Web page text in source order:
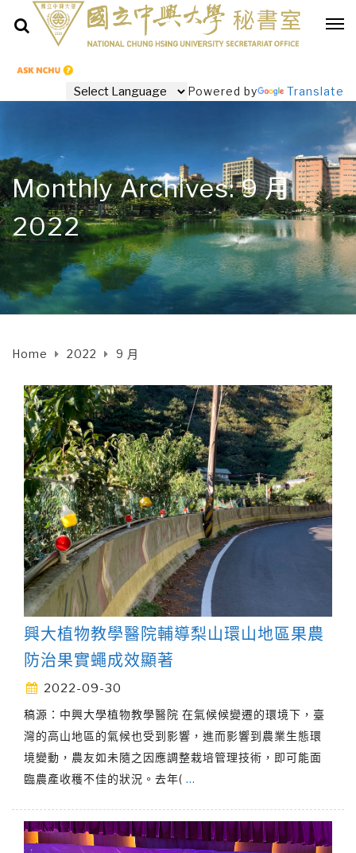
Powered by Translate
Monthly Archives: 9 月
2022
Home 2022 9 月
興大植物教學醫院輔導梨山環山地區果農
防治果實蠅成效顯著
2022-09-30
稿源：中興大學植物教學醫院 在氣候候變遷的環境下，臺
灣的高山地區的氣候也受到影響，進而影響到農業生態環
境變動，農友如未隨之因應調整栽培管理技術，即可能面
臨農產收穫不佳的狀況。去年( …